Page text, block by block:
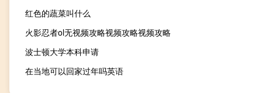
红色的蔬菜叫什么
火影忍者ol无视频攻略视频攻略视频攻略
波士顿大学本科申请
在当地可以回家过年吗英语